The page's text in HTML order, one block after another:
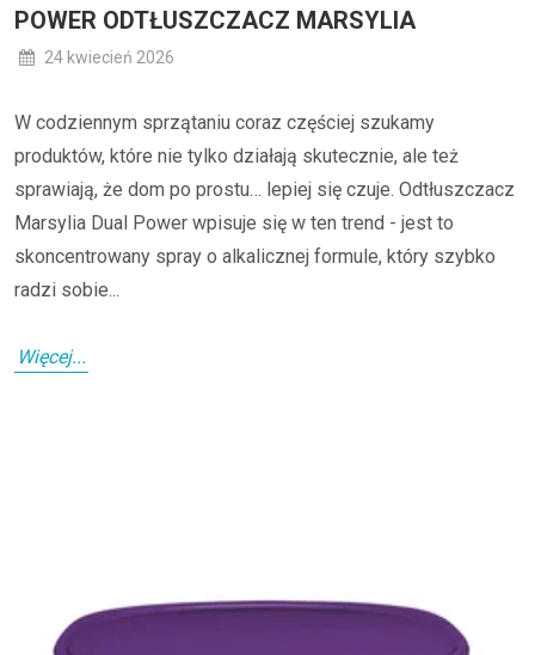
POWER ODTŁUSZCZACZ MARSYLIA
24 kwiecień 2026
W codziennym sprzątaniu coraz częściej szukamy
produktów, które nie tylko działają skutecznie, ale też
sprawiają, że dom po prostu… lepiej się czuje. Odtłuszczacz
Marsylia Dual Power wpisuje się w ten trend - jest to
skoncentrowany spray o alkalicznej formule, który szybko
radzi sobie...
Więcej...